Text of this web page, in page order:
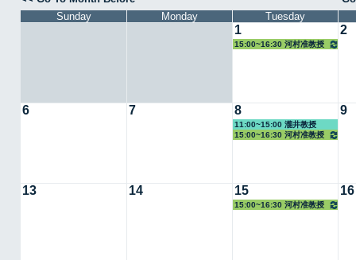
Sunday
Monday Tuesday
1
15:00~16:30 河村准教授
2
6 7 8
11:00~15:00 瀧井教授
15:00~16:30 河村准教授
9
13 14 15
15:00~16:30 河村准教授
16